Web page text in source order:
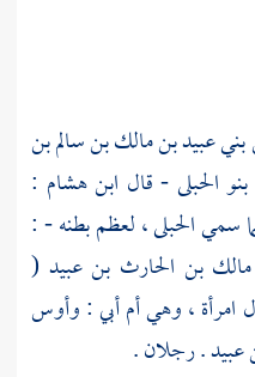
بني عبيد بن مالك بن سالم بن
بنو الحبلى- قال ابن هشام :
سمي الحبلى ، لعظم بطنه - :
مالك بن الحارث بن عبيد (
امرأة ، وهي أم أبي :وأوس
. رجلان .